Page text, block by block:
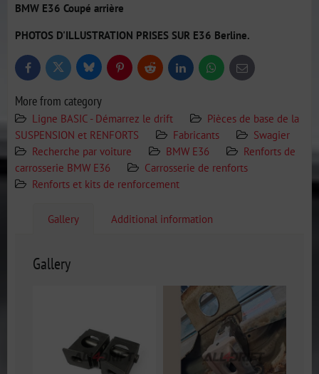
BMW E36 Coupé arrière
PHOTOS D'ILLUSTRATION PRISES SUR E36 Berline.
FacebookTwitter BlueskyPinterestReddit LinkedInWhatsApp
E-
mail
More from category
Ligne BASIC - Démarrez le drift
Pièces de base de la
SUSPENSION et RENFORTS
Fabricants
Swagier
Recherche par voiture
BMW E36
Renforts de
carrosserie BMW E36
Carrosserie de renforts
Renforts et kits de renforcement
Gallery Additional information
Gallery